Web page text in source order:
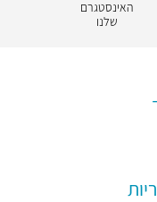
האינסטגרם
שלנו